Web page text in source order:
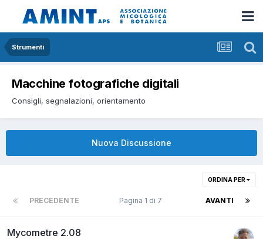
Strumenti
Macchine fotografiche digitali
Consigli, segnalazioni, orientamento
Nuova Discussione
ORDINA PER
PRECEDENTE AVANTI
Pagina 1 di 7
Mycometre 2.08